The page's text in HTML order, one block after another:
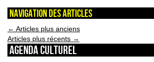
Navigation des articles
← Articles plus anciens
Articles plus récents →
Agenda culturel